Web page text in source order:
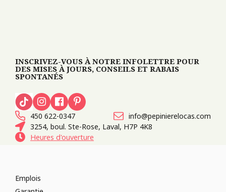
INSCRIVEZ-VOUS À NOTRE INFOLETTRE POUR
DES MISES À JOURS, CONSEILS ET RABAIS
SPONTANÉS
450 622-0347
info@pepinierelocas.com
3254, boul. Ste-Rose, Laval, H7P 4K8
Heures d'ouverture
Emplois